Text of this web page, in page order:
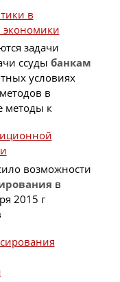
в
экономики
задачи
ссуды банкам
условиях
в
методы к
возможности
в
2015 г